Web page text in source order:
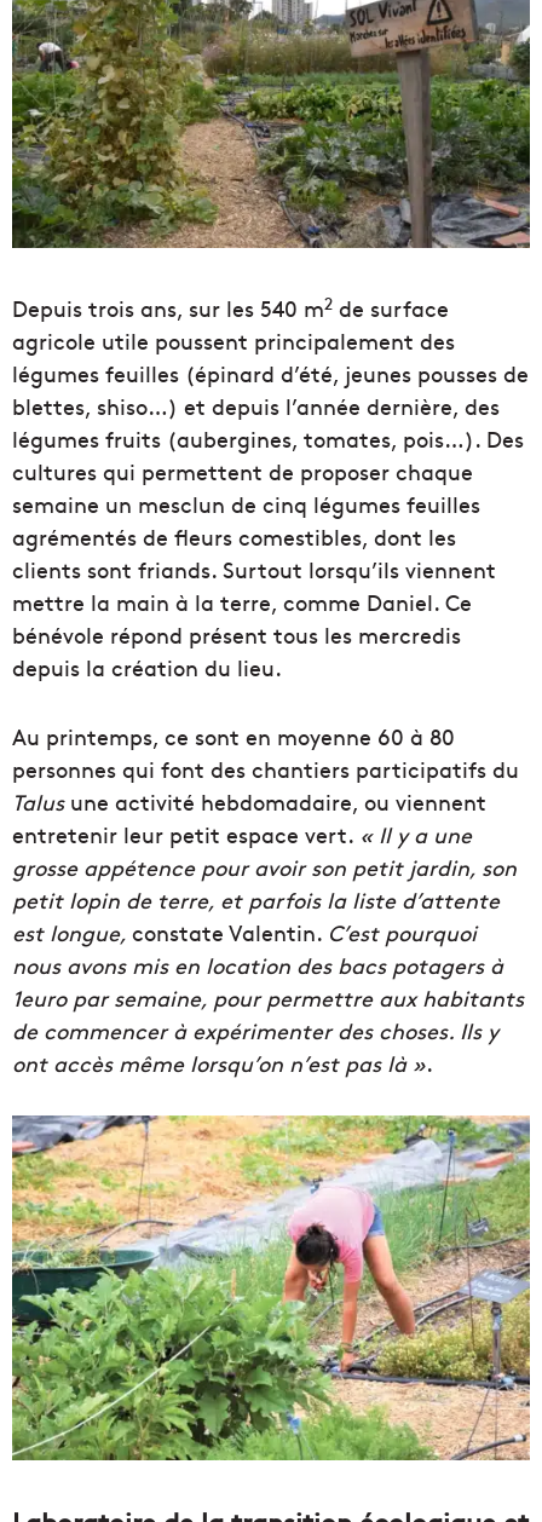
Depuis trois ans, sur les 540 m2 de surface
agricole utile poussent principalement des
légumes feuilles (épinard d’été, jeunes pousses de
blettes, shiso…) et depuis l’année dernière, des
légumes fruits (aubergines, tomates, pois…). Des
cultures qui permettent de proposer chaque
semaine un mesclun de cinq légumes feuilles
agrémentés de fleurs comestibles, dont les
clients sont friands. Surtout lorsqu’ils viennent
mettre la main à la terre, comme Daniel. Ce
bénévole répond présent tous les mercredis
depuis la création du lieu.
Au printemps, ce sont en moyenne 60 à 80
personnes qui font des chantiers participatifs du
Talusune activité hebdomadaire, ou viennent
entretenir leur petit espace vert. « Il y a une
grosse appétence pour avoir son petit jardin, son
petit lopin de terre, et parfois la liste d’attente
est longue, constate Valentin. C’est pourquoi
nous avons mis en location des bacs potagers à
1euro par semaine, pour permettre aux habitants
de commencer à expérimenter des choses. Ils y
ont accès même lorsqu’on n’est pas là ».